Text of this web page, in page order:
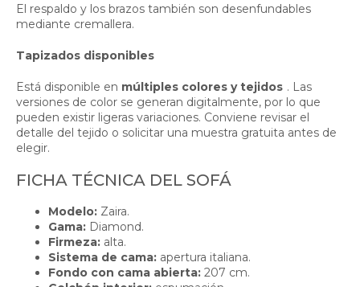
El respaldo y los brazos también son desenfundables
mediante cremallera.
Tapizados disponibles
Está disponible en múltiples colores y tejidos . Las
versiones de color se generan digitalmente, por lo que
pueden existir ligeras variaciones. Conviene revisar el
detalle del tejido o solicitar una muestra gratuita antes de
elegir.
FICHA TÉCNICA DEL SOFÁ
Modelo: Zaira.
Gama: Diamond.
Firmeza: alta.
Sistema de cama: apertura italiana.
Fondo con cama abierta: 207 cm.